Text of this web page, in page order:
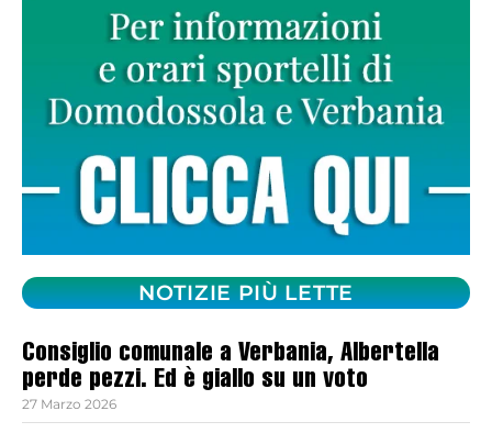
NOTIZIE PIÙ LETTE
Consiglio comunale a Verbania, Albertella
perde pezzi. Ed è giallo su un voto
27 Marzo 2026